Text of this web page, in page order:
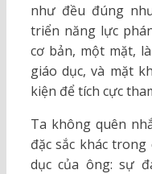
như đều đúng
triển năng lực
cơ bản, một mặt,
giáo dục, và mặt
kiện để tích cực
Ta không quên
đặc sắc khác
dục của ông: sự